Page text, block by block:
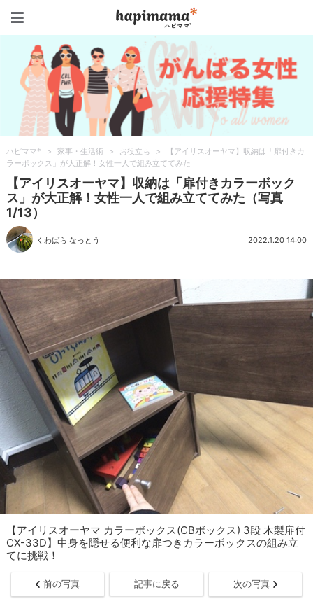
ハピママ* > 家事・生活術 > お役立ち >
【アイリスオーヤマ】収納は「扉付きカ
ラーボックス」が大正解！女性一人で組み立ててみた
【アイリスオーヤマ】収納は「扉付きカラーボック
ス」が大正解！女性一人で組み立ててみた（写真
1/13）
くわばら なっとう 2022.1.20 14:00
【アイリスオーヤマ カラーボックス(CBボックス) 3段 木製扉付
CX-33D】中身を隠せる便利な扉つきカラーボックスの組み立
てに挑戦！
前の写真 記事に戻る 次の写真